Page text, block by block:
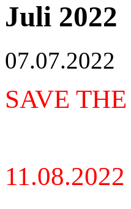
Juli 2022
07.07.2022
SAVE
11.08.2022